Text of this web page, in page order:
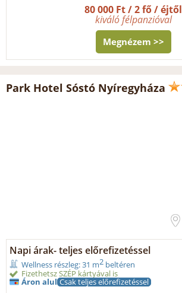
80 000 Ft / 2 fő / éjtől
kiváló félpanzióval
Megnézem >>
Park Hotel Sóstó Nyíregyháza
Napi árak- teljes előrefizetéssel
Wellness részleg: 31 m2 beltéren
Fizethetsz SZÉP kártyával is
Áron alul Csak teljes előrefizetéssel